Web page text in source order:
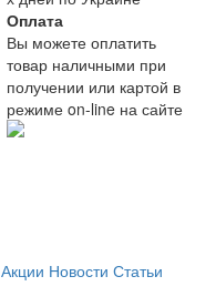
Оплата
Вы можете оплатить
товар наличными при
получении или картой в
режиме on-line на сайте
Акции Новости Статьи